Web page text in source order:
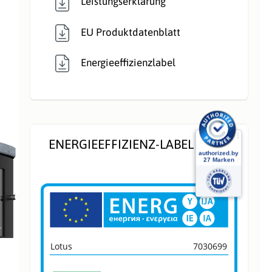
EU Produktdatenblatt
Energieeffizienzlabel
ENERGIEEFFIZIENZ-LABEL
Lotus 7030699